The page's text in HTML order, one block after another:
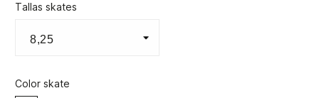
Tallas skates
Color skate